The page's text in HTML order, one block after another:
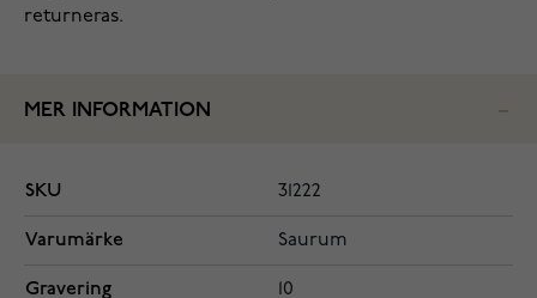
returneras.
MER INFORMATION
SKU 31222
Varumärke Saurum
Gravering 10